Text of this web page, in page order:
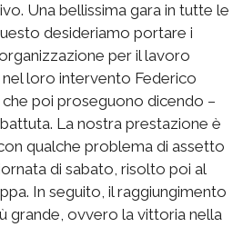
Una bellissima gara in tutte le
desideriamo portare i
per il lavoro
loro intervento Federico
che poi proseguono dicendo –
La nostra prestazione è
qualche problema di assetto
di sabato, risolto poi al
In seguito, il raggiungimento
grande, ovvero la vittoria nella